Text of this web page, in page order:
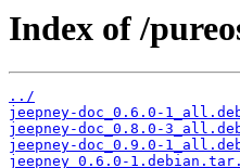
Index of /
../
jeepney-doc_0.6.0-
jeepney-doc_0.8.0-
jeepney-doc_0.9.0-
jeepney_0.6.0-